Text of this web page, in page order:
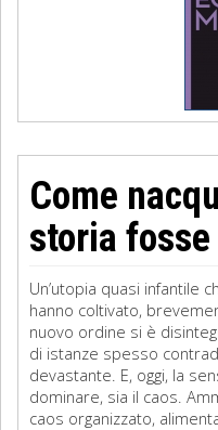
Come
storia
Un’utopia quasi infantile
hanno coltivato,
nuovo ordine si è
di istanze spesso
devastante. E, oggi, la
dominare, sia il caos.
caos organizzato,